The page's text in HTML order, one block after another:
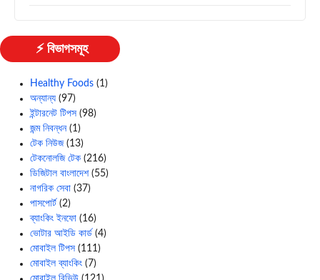
⚡ বিভাগসমূহ
Healthy Foods (1)
অন্যান্য (97)
ইন্টারনেট টিপস (98)
জন্ম নিবন্ধন(1)
টেক নিউজ(13)
টেকনোলজি টেক (216)
ডিজিটাল বাংলাদেশ(55)
নাগরিক সেবা (37)
পাসপোর্ট (2)
ব্যাংকিং ইনফো (16)
ভোটার আইডি কার্ড (4)
মোবাইল টিপস (111)
মোবাইল ব্যাংকিং (7)